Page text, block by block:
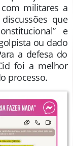
militares a
que
e
ou dado
a defesa do
foi a melhor
processo.